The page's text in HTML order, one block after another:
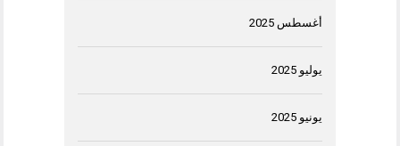
أغسطس 2025
يوليو 2025
يونيو 2025